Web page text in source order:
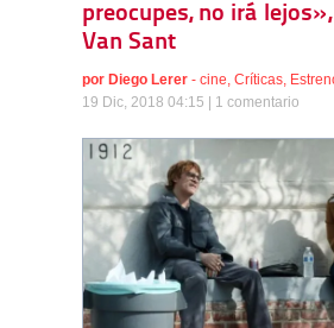
preocupes, no irá lejos»,
Van Sant
por Diego Lerer - cine, Críticas,
19 Dic, 2018 04:15 | 1 comentario